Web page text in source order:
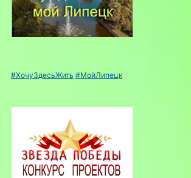
#ХочуЗдесьЖить #МойЛипецк